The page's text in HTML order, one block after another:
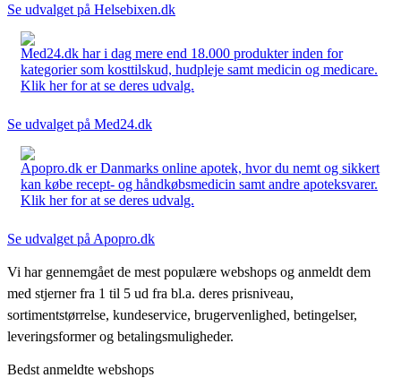
Se udvalget på Helsebixen.dk
Med24.dk har i dag mere end 18.000 produkter inden for
kategorier som kosttilskud, hudpleje samt medicin og medicare.
Klik her for at se deres udvalg.
Se udvalget på Med24.dk
Apopro.dk er Danmarks online apotek, hvor du nemt og sikkert
kan købe recept- og håndkøbsmedicin samt andre apoteksvarer.
Klik her for at se deres udvalg.
Se udvalget på Apopro.dk
Vi har gennemgået de mest populære webshops og anmeldt dem
med stjerner fra 1 til 5 ud fra bl.a. deres prisniveau,
sortimentstørrelse, kundeservice, brugervenlighed, betingelser,
leveringsformer og betalingsmuligheder.
Bedst anmeldte webshops